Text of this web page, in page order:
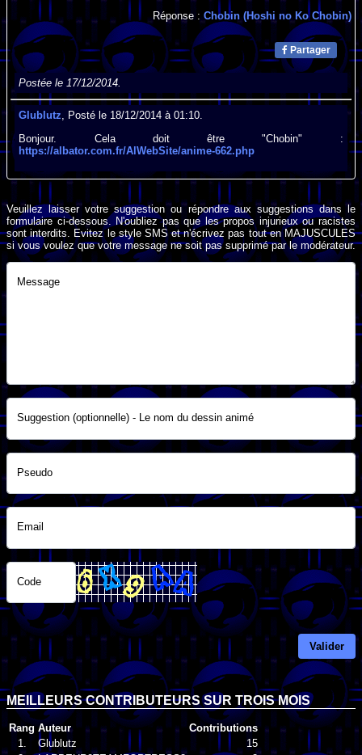
Réponse : Chobin (Hoshi no Ko Chobin)
Partager
Postée le 17/12/2014.
Glublutz, Posté le 18/12/2014 à 01:10.
Bonjour. Cela doit être "Chobin" :
https://albator.com.fr/AlWebSite/anime-662.php
Veuillez laisser votre suggestion ou répondre aux suggestions dans le
formulaire ci-dessous. N'oubliez pas que les propos injurieux ou racistes
sont interdits. Evitez le style SMS et n'écrivez pas tout en MAJUSCULES
si vous voulez que votre message ne soit pas supprimé par le modérateur.
Message
Suggestion (optionnelle) - Le nom du dessin animé
Pseudo
Email
Code
Valider
MEILLEURS CONTRIBUTEURS SUR TROIS MOIS
Rang Auteur
Contributions
1.
Glublutz
15